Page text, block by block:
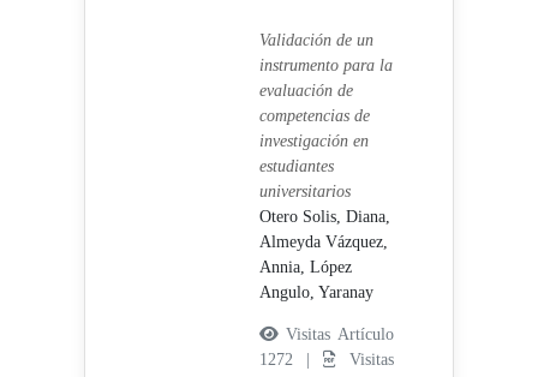
Validación de un
instrumento para la
evaluación de
competencias de
investigación en
estudiantes
universitarios
Otero Solis, Diana,
Almeyda Vázquez,
Annia, López
Angulo, Yaranay
Visitas Artículo
1272 |
Visitas